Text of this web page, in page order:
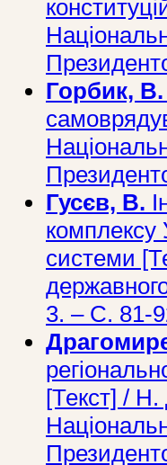
Горбик, В.
Гусєв, В.
комплексу
системи
3. – С. 81-
[Текст] /